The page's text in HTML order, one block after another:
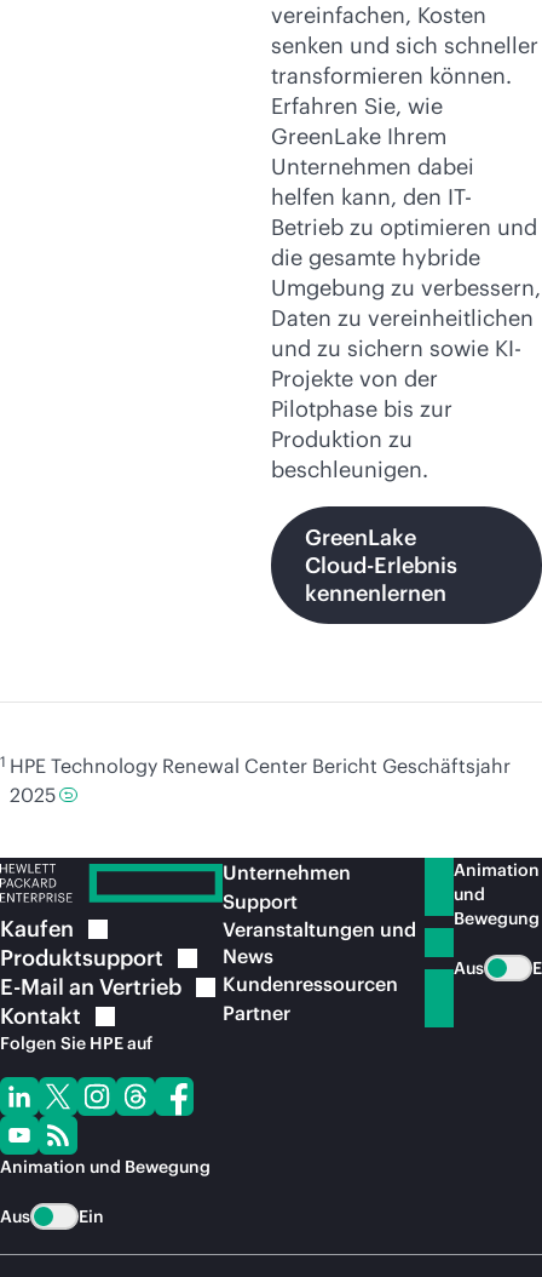
vereinfachen, Kosten
senken und sich schneller
transformieren können.
Erfahren Sie, wie
GreenLake Ihrem
Unternehmen dabei
helfen kann, den IT-
Betrieb zu optimieren und
die gesamte hybride
Umgebung zu verbessern,
Daten zu vereinheitlichen
und zu sichern sowie KI-
Projekte von der
Pilotphase bis zur
Produktion zu
beschleunigen.
GreenLake
Cloud-Erlebnis
kennenlernen
1 HPE Technology Renewal Center Bericht Geschäftsjahr
2025
Kaufen
Produktsupport
E-Mail an Vertrieb
Kontakt
Folgen Sie HPE auf
Animation und Bewegung
Aus Ein
Unternehmen
Support
Veranstaltungen und
News
Kundenressourcen
Partner
Animation
und
Bewegung
Aus